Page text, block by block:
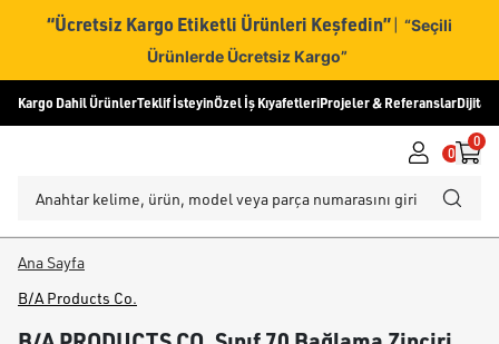
“Ücretsiz Kargo Etiketli Ürünleri Keşfedin” | “Seçili
Ürünlerde Ücretsiz Kargo”
Kargo Dahil ÜrünlerTeklif İsteyinÖzel İş KıyafetleriProjeler & ReferanslarDijital
0
0
Ana Sayfa
B/A Products Co.